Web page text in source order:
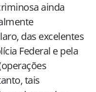
ainda
das excelentes
Federal e pela
tais